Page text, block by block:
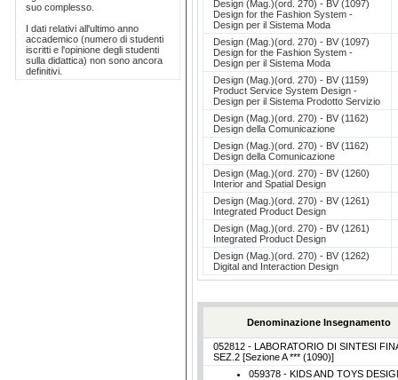
suo complesso.
I dati relativi all'ultimo anno
accademico (numero di studenti
iscritti e l'opinione degli studenti
sulla didattica) non sono ancora
definitivi.
Design (Mag.)(ord. 270) - BV (1097)
Design for the Fashion System -
Design per il Sistema Moda
Design (Mag.)(ord. 270) - BV (1097)
Design for the Fashion System -
Design per il Sistema Moda
Design (Mag.)(ord. 270) - BV (1159)
Product Service System Design -
Design per il Sistema Prodotto Servizio
Design (Mag.)(ord. 270) - BV (1162)
Design della Comunicazione
Design (Mag.)(ord. 270) - BV (1162)
Design della Comunicazione
Design (Mag.)(ord. 270) - BV (1260)
Interior and Spatial Design
Design (Mag.)(ord. 270) - BV (1261)
Integrated Product Design
Design (Mag.)(ord. 270) - BV (1261)
Integrated Product Design
Design (Mag.)(ord. 270) - BV (1262)
Digital and Interaction Design
Denominazione Insegnamento
052812 - LABORATORIO DI SINTESI
SEZ.2 [Sezione A *** (1090)]
059378 - KIDS AND TOYS